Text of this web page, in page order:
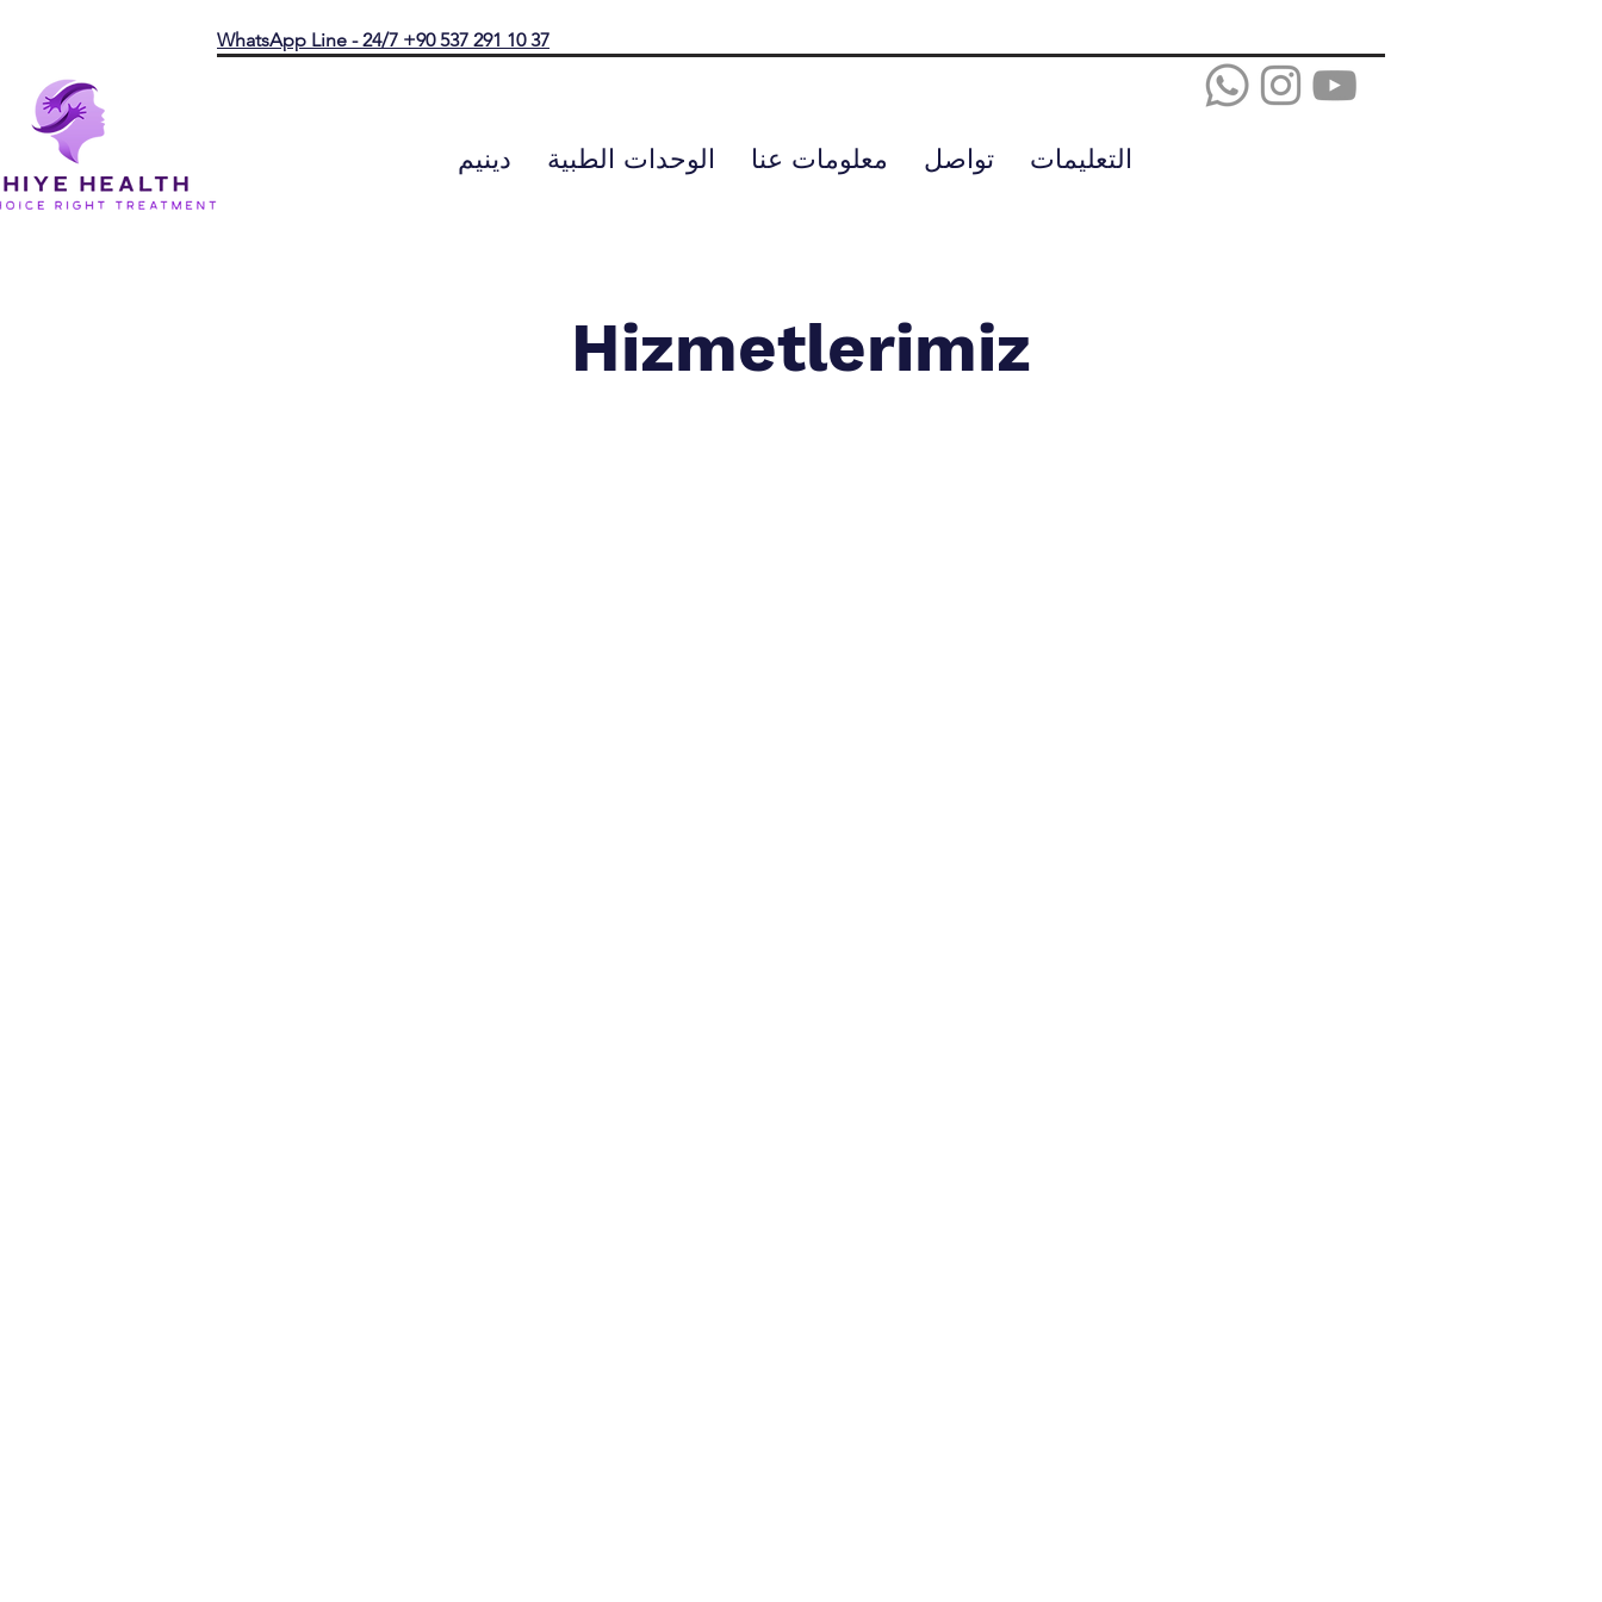
WhatsApp Line - 24/7 +90 537 291 10 37
دينيم الوحدات الطبية معلومات عنا تواصل التعليمات
Hizmetlerimiz